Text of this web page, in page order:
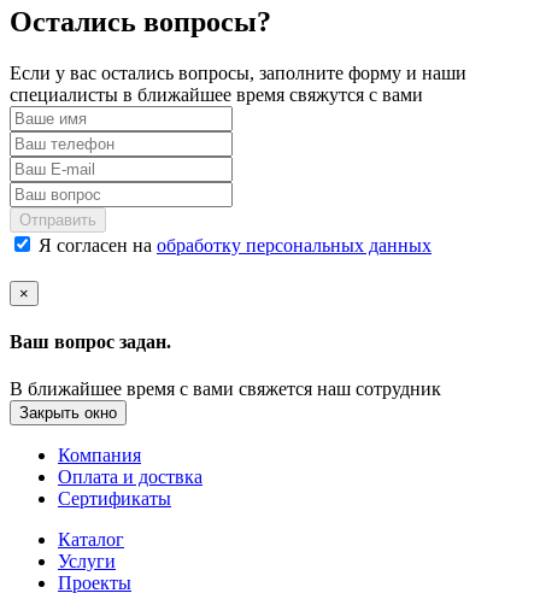
Остались вопросы?
Если у вас остались вопросы, заполните форму и наши
специалисты в ближайшее время свяжутся с вами
Отправить
Я согласен на обработку персональных данных
×
Ваш вопрос задан.
В ближайшее время с вами свяжется наш сотрудник
Закрыть окно
Компания
Оплата и доствка
Сертификаты
Каталог
Услуги
Проекты